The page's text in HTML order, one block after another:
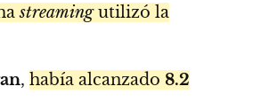
streamingutilizó la
, había alcanzado 8.2